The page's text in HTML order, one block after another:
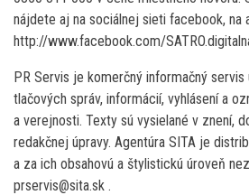
nájdete aj na sociálnej sieti facebook, na
http://www.facebook.com/
PR Servis je komerčný informačný servis
tlačových správ, informácií, vyhlásení a
a verejnosti. Texty sú vysielané v znení,
redakčnej úpravy. Agentúra SITA je
a za ich obsahovú a štylistickú úroveň
prservis@sita.sk .